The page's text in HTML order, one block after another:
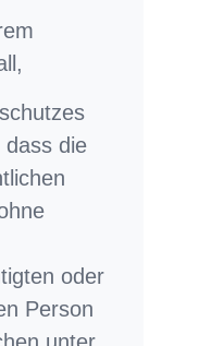
dass die
oder
Person